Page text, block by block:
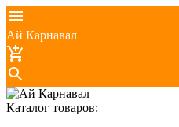
Ай Карнавал
Каталог товаров: